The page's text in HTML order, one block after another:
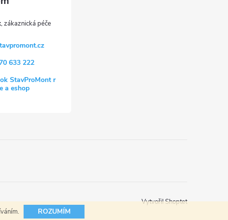
ROZUMÍM
633 222
StavProMont r
a eshop
Vytvořil Shoptet